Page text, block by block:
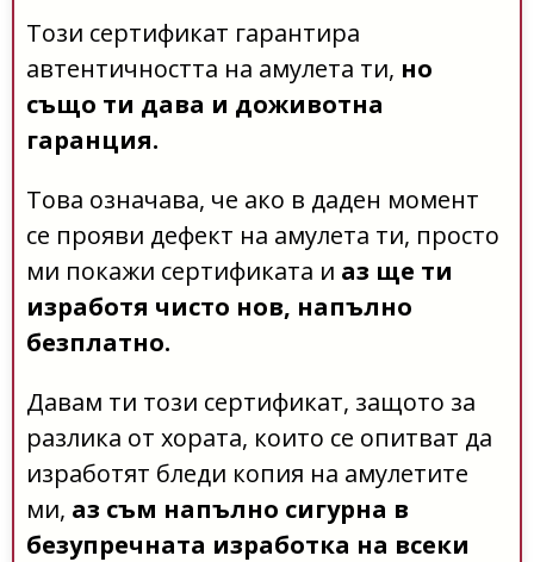
Този сертификат гарантира
автентичността на амулета ти, но
също ти дава и доживотна
гаранция.
Това означава, че ако в даден момент
се прояви дефект на амулета ти, просто
ми покажи сертификата и аз ще ти
изработя чисто нов, напълно
безплатно.
Давам ти този сертификат, защото за
разлика от хората, които се опитват да
изработят бледи копия на амулетите
ми, аз съм напълно сигурна в
безупречната изработка на всеки